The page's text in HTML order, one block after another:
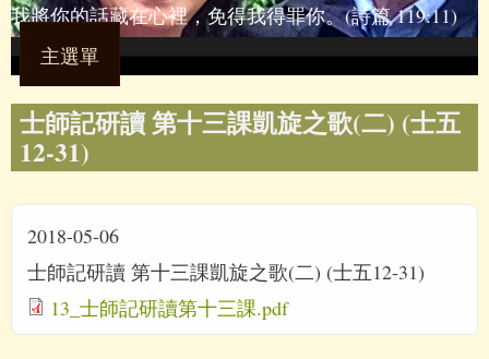
我將你的話藏在心裡，免得我得罪你。(詩篇 119:11)
主選單
士師記研讀 第十三課凱旋之歌(二) (士五
12-31)
2018-05-06
士師記研讀 第十三課凱旋之歌(二) (士五12-31)
13_士師記研讀第十三課.pdf